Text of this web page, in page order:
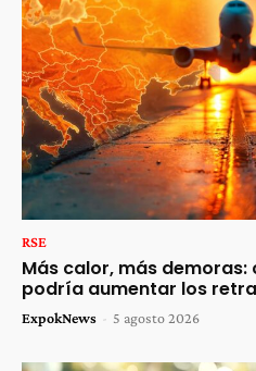
RSE
Más calor, más
podría aumentar los
ExpokNews - 5 agosto 2026